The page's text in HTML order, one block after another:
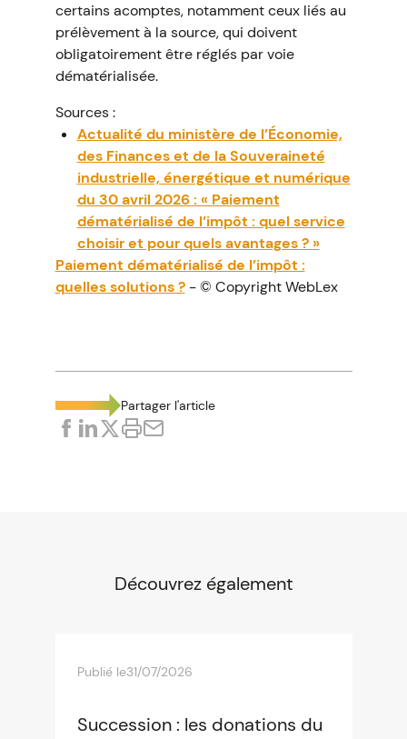
certains acomptes, notamment ceux liés au
prélèvement à la source, qui doivent
obligatoirement être réglés par voie
dématérialisée.
Sources :
Actualité du ministère de l’Économie,
des Finances et de la Souveraineté
industrielle, énergétique et numérique
du 30 avril 2026 : « Paiement
dématérialisé de l’impôt : quel service
choisir et pour quels avantages ? »
Paiement dématérialisé de l’impôt :
quelles solutions ?- © Copyright WebLex
Partager l'article
Découvrez également
Publié le31/07/2026
Succession : les donations du